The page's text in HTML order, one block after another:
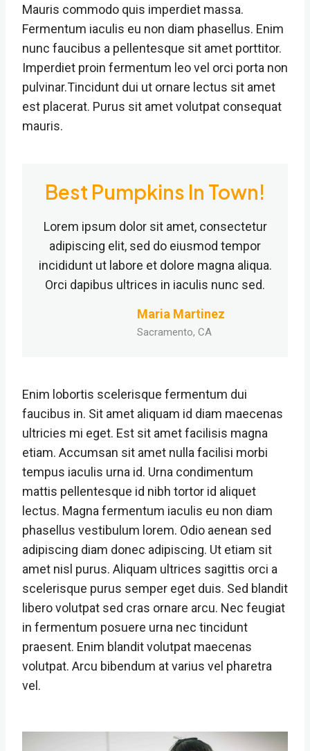
Mauris commodo quis imperdiet massa.
Fermentum iaculis eu non diam phasellus. Enim
nunc faucibus a pellentesque sit amet porttitor.
Imperdiet proin fermentum leo vel orci porta non
pulvinar.Tincidunt dui ut ornare lectus sit amet
est placerat. Purus sit amet volutpat consequat
mauris.
Best Pumpkins In Town!
Lorem ipsum dolor sit amet, consectetur
adipiscing elit, sed do eiusmod tempor
incididunt ut labore et dolore magna aliqua.
Orci dapibus ultrices in iaculis nunc sed.
Maria Martinez
Sacramento, CA
Enim lobortis scelerisque fermentum dui
faucibus in. Sit amet aliquam id diam maecenas
ultricies mi eget. Est sit amet facilisis magna
etiam. Accumsan sit amet nulla facilisi morbi
tempus iaculis urna id. Urna condimentum
mattis pellentesque id nibh tortor id aliquet
lectus. Magna fermentum iaculis eu non diam
phasellus vestibulum lorem. Odio aenean sed
adipiscing diam donec adipiscing. Ut etiam sit
amet nisl purus. Aliquam ultrices sagittis orci a
scelerisque purus semper eget duis. Sed blandit
libero volutpat sed cras ornare arcu. Nec feugiat
in fermentum posuere urna nec tincidunt
praesent. Enim blandit volutpat maecenas
volutpat. Arcu bibendum at varius vel pharetra
vel.